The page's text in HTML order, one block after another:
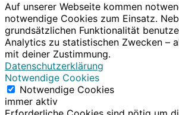
Auf unserer Webseite kommen
notwendige Cookies zum Einsatz.
grundsätzlichen Funktionalität
Analytics zu statistischen Zwecken –
mit deiner Zustimmung.
Datenschutzerklärung
Notwendige Cookies
Notwendige Cookies
immer aktiv